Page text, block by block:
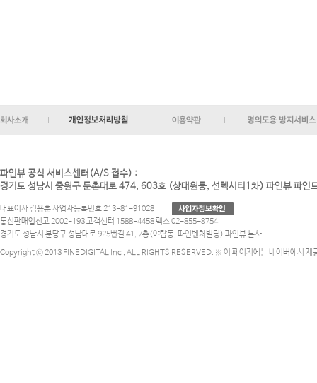
파인뷰 공식 서비스센터(A/S 접수) :
경기도 성남시 중원구 둔촌대로 474, 603호 (상대원동, 선텍시티1차) 파인뷰 파인
대표이사 김용훈 사업자등록번호 213-81-91028
통신판매업신고 2002-193 고객센터 1588-4458 팩스 02-855-8754
경기도 성남시 분당구 성남대로 925번길 41, 7층(야탑동, 파인벤처빌딩) 파인뷰 본사
Copyright ⓒ 2013 FINEDIGITAL Inc., ALL RIGHTS RESERVED. ※ 이 페이지에는 네이버에서 제